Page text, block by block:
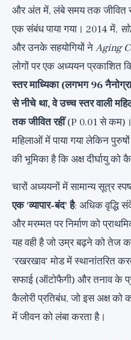
और अंत में, लंबे समय तक जीवित
एक संबंध पाया गया। 2014 में,
और उनके सहयोगियों नेAging
लोगों पर एक अध्ययन प्रकाशित
स्तर माध्यिका (लगभग 96
से नीचे था, वे उच्च स्तर वाली
तक जीवित रहीं(P 0.01 से कम)।
महिलाओं में पाया गया लेकिन
की भूमिका है कि अक्ष दीर्घायु को
चारों अध्ययनों में सामान्य सूत्र
एक 'व्यापार-बंद' है: अधिक वृद्धि
और मरम्मत पर निर्माण को
यह वही है जो उम्र बढ़ने को तेज
'रखरखाव' मोड में स्थानांतरित
सफाई (ऑटोफैगी) और तनाव के
कैलोरी प्रतिबंध, जो इस अक्ष
में जीवन को लंबा करता है।